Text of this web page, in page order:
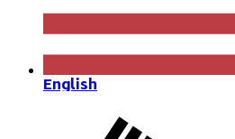
English